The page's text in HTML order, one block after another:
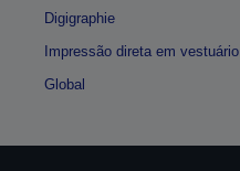
Digigraphie
Impressão direta em vestuário
Global